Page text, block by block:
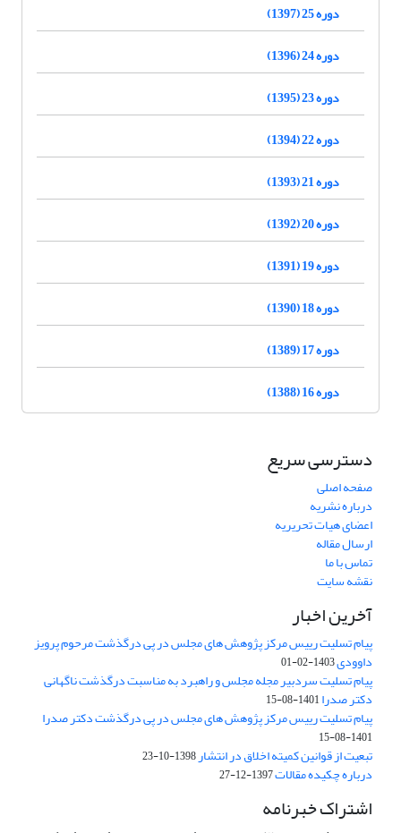
دوره 25 (1397)
دوره 24 (1396)
دوره 23 (1395)
دوره 22 (1394)
دوره 21 (1393)
دوره 20 (1392)
دوره 19 (1391)
دوره 18 (1390)
دوره 17 (1389)
دوره 16 (1388)
دسترسی سریع
صفحه اصلی
درباره نشریه
اعضای هیات تحریریه
ارسال مقاله
تماس با ما
نقشه سایت
آخرین اخبار
پیام تسلیت رییس مرکز پژوهش های مجلس در پی درگذشت مرحوم پرویز
داوودی1403-02-01
پیام تسلیت سردبیر مجله مجلس و راهبرد به مناسبت درگذشت ناگهانی
دکتر صدرا1401-08-15
پیام تسلیت رییس مرکز پژوهش های مجلس در پی درگذشت دکتر صدرا
1401-08-15
تبعیت از قوانین کمیته اخلاق در انتشار1398-10-23
درباره چکیده مقالات1397-12-27
اشتراک خبرنامه